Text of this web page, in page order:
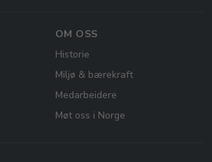
OM OSS
Historie
Miljø & bærekraft
Medarbeidere
Møt oss i Norge